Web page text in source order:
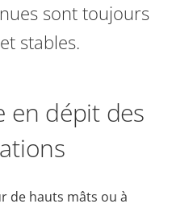
sont toujours
stables.
en dépit des
de hauts mâts ou à